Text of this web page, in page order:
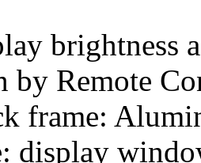
brightness
by Remote
frame:
display